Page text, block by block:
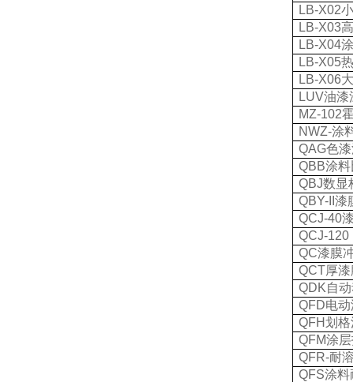
LB-X02
LB-X03
LB-X04
LB-X05
LB-X06
LUV油漆
MZ-102
NWZ-涂
QAG色
QBB涂
QBJ数显
QBY-II漆
QCJ-40
QCJ-120
QC漆膜
QCT厚
QDK自
QFD电
QFH划
QFM涂
QFR-耐
QFS涂料